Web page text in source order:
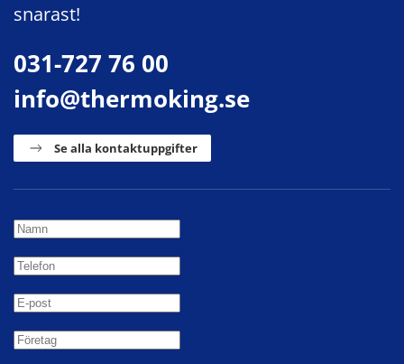
snarast!
031-727 76 00
info@thermoking.se
Se alla kontaktuppgifter